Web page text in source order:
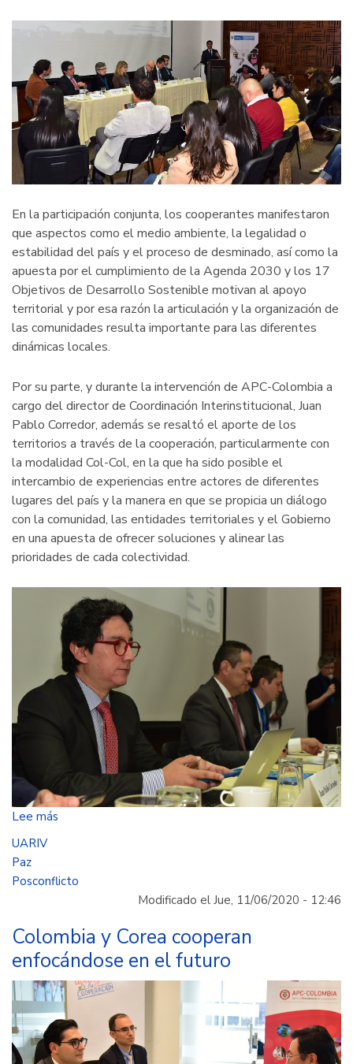
En la participación conjunta, los cooperantes manifestaron
que aspectos como el medio ambiente, la legalidad o
estabilidad del país y el proceso de desminado, así como la
apuesta por el cumplimiento de la Agenda 2030 y los 17
Objetivos de Desarrollo Sostenible motivan al apoyo
territorial y por esa razón la articulación y la organización de
las comunidades resulta importante para las diferentes
dinámicas locales.
Por su parte, y durante la intervención de APC-Colombia a
cargo del director de Coordinación Interinstitucional, Juan
Pablo Corredor, además se resaltó el aporte de los
territorios a través de la cooperación, particularmente con
la modalidad Col-Col, en la que ha sido posible el
intercambio de experiencias entre actores de diferentes
lugares del país y la manera en que se propicia un diálogo
con la comunidad, las entidades territoriales y el Gobierno
en una apuesta de ofrecer soluciones y alinear las
prioridades de cada colectividad.
Lee más
se
cooperación
internacional
para
atender
a
víctimas
UARIV
Paz
Posconflicto
Modificado el Jue, 11/06/2020 - 12:46
Colombia y Corea cooperan
enfocándose en el futuro